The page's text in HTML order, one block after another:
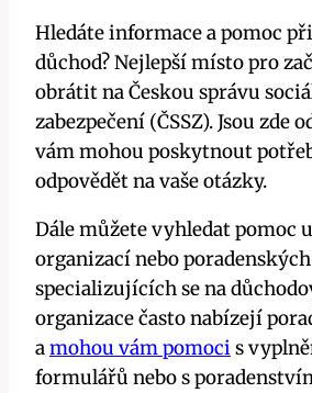
Hledáte informace a pomoc
důchod? Nejlepší místo pro
obrátit na Českou správu
zabezpečení (ČSSZ). Jsou zde
vám mohou poskytnout
odpovědět na vaše otázky.
Dále můžete vyhledat pomoc
organizací nebo
specializujících se na
organizace často nabízejí
amohou vám pomoci s
formulářů nebo s